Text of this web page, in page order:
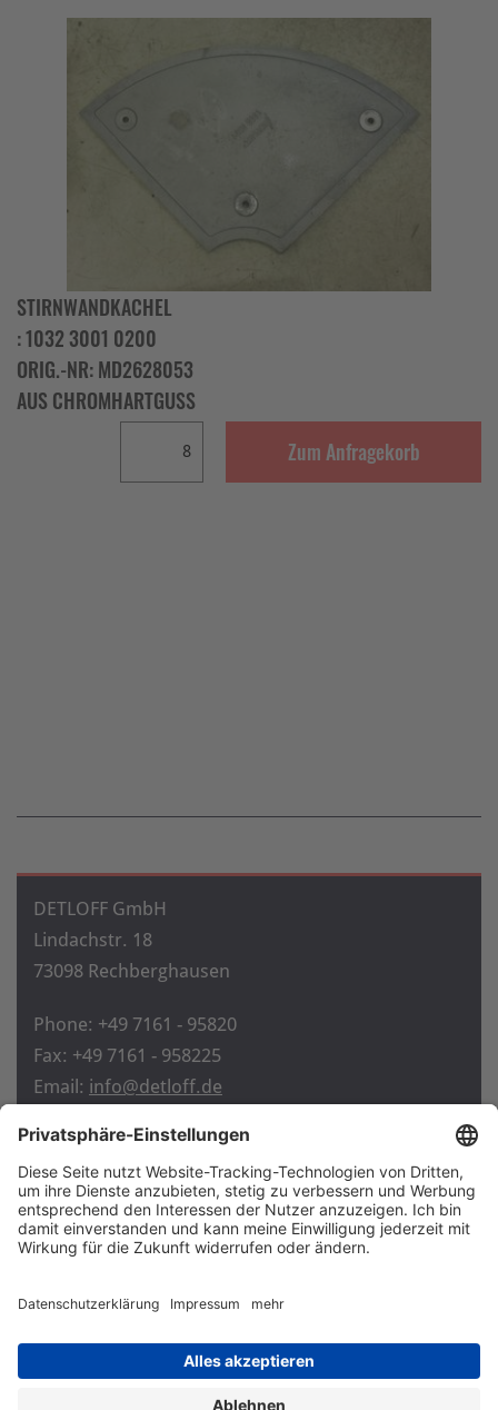
STIRNWANDKACHEL
: 1032 3001 0200
ORIG.-NR: MD2628053
AUS CHROMHARTGUSS
Zum Anfragekorb
DETLOFF GmbH
Lindachstr. 18
73098 Rechberghausen
Phone: +49 7161 - 95820
Fax: +49 7161 - 958225
Email: info@detloff.de
Home
Contact
Imprint
Privacy policy